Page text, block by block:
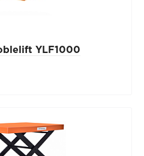
YLF1000